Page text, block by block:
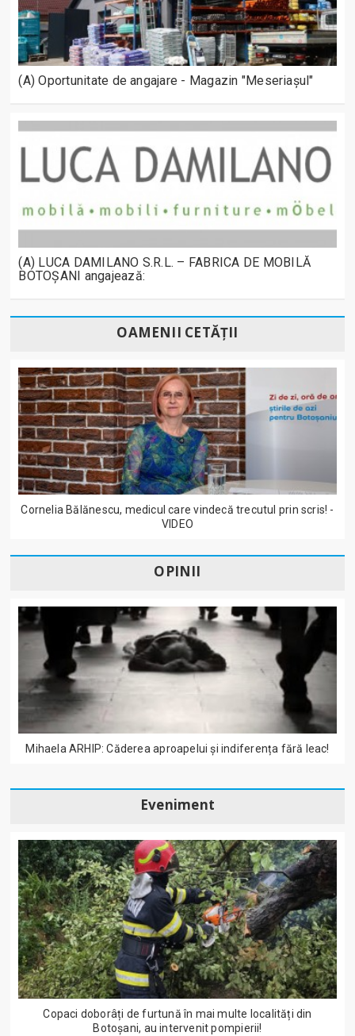
(A) Oportunitate de angajare - Magazin "Meseriașul"
(A) LUCA DAMILANO S.R.L. – FABRICA DE MOBILĂ
BOTOȘANI angajează:
OAMENII CETĂȚII
Cornelia Bălănescu, medicul care vindecă trecutul prin scris! -
VIDEO
OPINII
Mihaela ARHIP: Căderea aproapelui și indiferența fără leac!
Eveniment
Copaci doborâți de furtună în mai multe localități din
Botoșani, au intervenit pompierii!